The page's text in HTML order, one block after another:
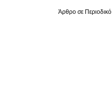
Άρθρο σε Περιοδικό